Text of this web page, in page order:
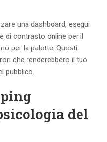
una dashboard, esegui
di contrasto online per il
per la palette. Questi
che renderebbero il tuo
pubblico.
del